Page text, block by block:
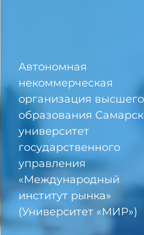
Автономная
некоммерческая
организация высшего
образования
университет
государственного
управления
«Международный
институт рынка»
(Университет «МИР»)